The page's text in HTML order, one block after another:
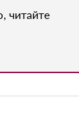
читайте